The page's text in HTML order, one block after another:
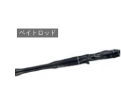
ベイトロッド